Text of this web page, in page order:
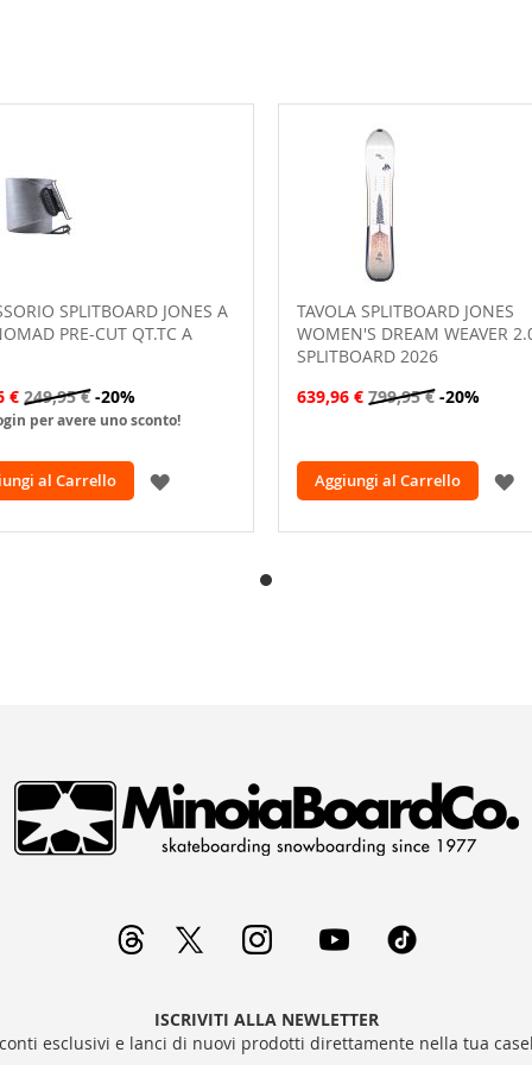
SPLITBOARD JONES A
PRE-CUT QT.TC A
€ 249,95 € -20%
per avere uno sconto!
al Carrello
AGGIUNGI
TAVOLA SPLITBOARD JONES
WOMEN'S DREAM WEAVER
SPLITBOARD 2026
639,96 € 799,95 € -20%
Aggiungi al Carrello
ISCRIVITI ALLA NEWLETTER
esclusivi e lanci di nuovi prodotti direttamente nella tua